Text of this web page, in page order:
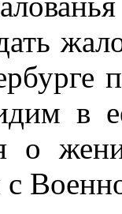
в
о
с